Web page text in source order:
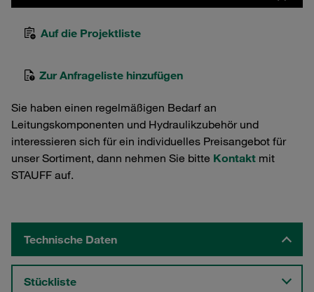
Auf die Projektliste
Zur Anfrageliste hinzufügen
Sie haben einen regelmäßigen Bedarf an
Leitungskomponenten und Hydraulikzubehör und
interessieren sich für ein individuelles Preisangebot für
unser Sortiment, dann nehmen Sie bitte Kontakt mit
STAUFF auf.
Technische Daten
Stückliste